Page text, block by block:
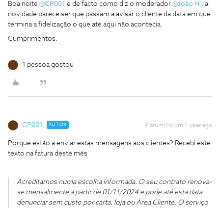
Boa noite @CP001 é de facto como diz o moderador @João H., a
novidade parece ser que passam a avisar o cliente da data em que
termina a fidelização o que até aqui não acontecia.
Cumprimentos.
1 pessoa gostou
CP001 AUTOR Forum|Forum|1 year ago
Porque estão a enviar estas mensagens aos clientes? Recebi este
texto na fatura deste mês
Acreditamos numa escolha informada. O seu contrato renova-
se mensalmente a partir de 01/11/2024 e pode até esta data
denunciar sem custo por carta, loja ou Área Cliente. O serviço